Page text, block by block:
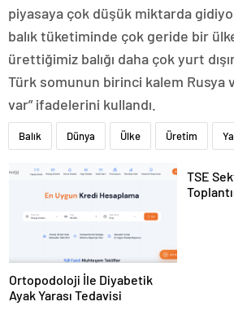
piyasaya çok düşük miktarda
balık tüketiminde çok geride bir
ürettiğimiz balığı daha çok yurt
Türk somunun birinci kalem Rusya
var” ifadelerini kullandı.
Balık Dünya Ülke Üretim
Ortopodoloji İle Diyabetik
Ayak Yarası Tedavisi
TSE